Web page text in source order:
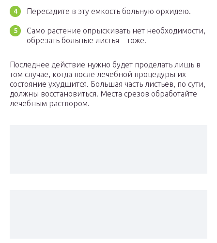
Пересадите в эту емкость больную орхидею.
Само растение опрыскивать нет необходимости,
обрезать больные листья – тоже.
Последнее действие нужно будет проделать лишь в
том случае, когда после лечебной процедуры их
состояние ухудшится. Большая часть листьев, по сути,
должны восстановиться. Места срезов обработайте
лечебным раствором.